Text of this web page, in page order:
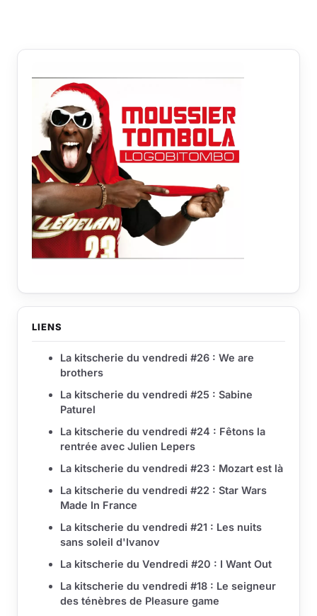
LIENS
La kitscherie du vendredi #26 : We are
brothers
La kitscherie du vendredi #25 : Sabine
Paturel
La kitscherie du vendredi #24 : Fêtons la
rentrée avec Julien Lepers
La kitscherie du vendredi #23 : Mozart est là
La kitscherie du vendredi #22 : Star Wars
Made In France
La kitscherie du vendredi #21 : Les nuits
sans soleil d'Ivanov
La kitscherie du Vendredi #20 : I Want Out
La kitscherie du vendredi #18 : Le seigneur
des ténèbres de Pleasure game